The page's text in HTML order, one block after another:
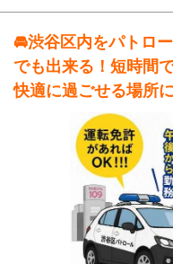
🚘渋谷区内をパトロ
でも出来る！短時間
快適に過ごせる場所